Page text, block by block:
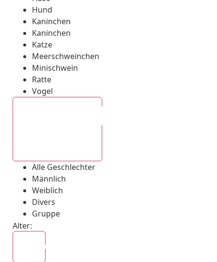
Hund
Kaninchen
Kaninchen
Katze
Meerschweinchen
Minischwein
Ratte
Vogel
Alle Geschlechter
Männlich
Weiblich
Divers
Gruppe
Alter: